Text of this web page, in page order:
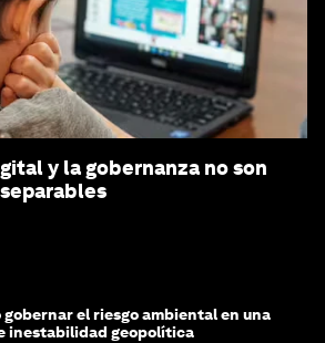
y la gobernanza no son
gobernar el riesgo ambiental en una
inestabilidad geopolítica